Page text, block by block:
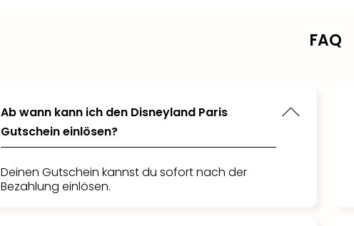
FAQ
Ab wann kann ich den Disneyland Paris
Gutschein einlösen?
Deinen Gutschein kannst du sofort nach der
Bezahlung einlösen.